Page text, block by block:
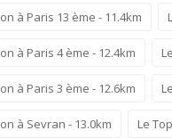
à Paris 13 ème - 11.4km
à Paris 4 ème - 12.4km
à Paris 3 ème - 12.6km
à Sevran - 13.0km Le